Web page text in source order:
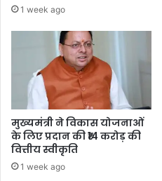
1 week ago
मुख्यमंत्री ने विकास योजनाओं
के लिए प्रदान की ₹14 करोड़ की
वित्तीय स्वीकृति
1 week ago